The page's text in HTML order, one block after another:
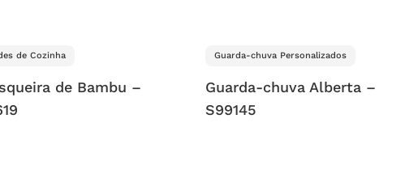
de Cozinha
de Bambu –
Guarda-chuva Personalizados
Guarda-chuva Alberta –
S99145